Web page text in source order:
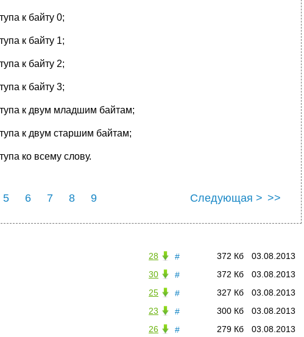
к байту 0;
к байту 1;
к байту 2;
к байту 3;
к двум младшим байтам;
к двум старшим байтам;
ко всему слову.
5 6 7 8 9 Следующая > >>
# 03.08.2013
372 Кб
28
#
03.08.2013
372 Кб
30
#
03.08.2013
327 Кб
25
#
03.08.2013
300 Кб
23
#
03.08.2013
279 Кб
26